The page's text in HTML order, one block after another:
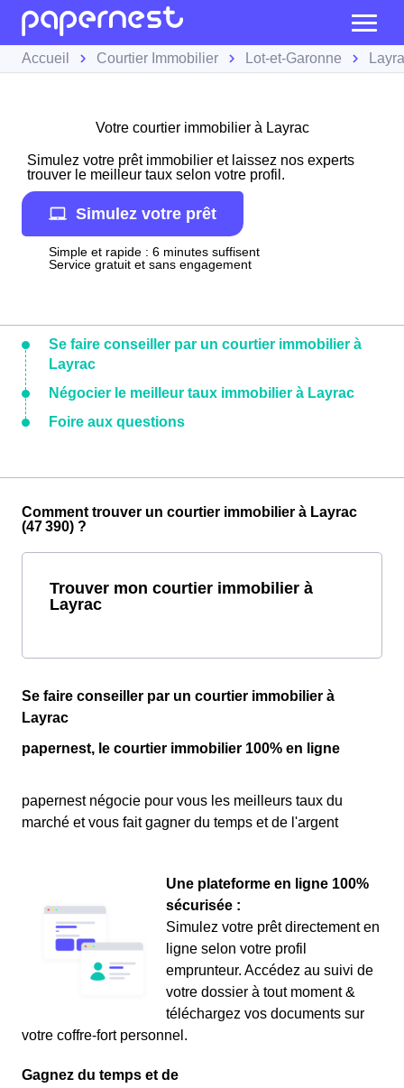
Accueil Courtier Immobilier Lot-et-Garonne
Votre courtier immobilier à Layrac
Simulez votre prêt immobilier et laissez nos experts
trouver le meilleur taux selon votre profil.
Simulez votre prêt
Simple et rapide : 6 minutes suffisent
Service gratuit et sans engagement
Se faire conseiller par un courtier immobilier à
Layrac
Négocier le meilleur taux immobilier à Layrac
Foire aux questions
Comment trouver un courtier immobilier à Layrac
(47 390) ?
Trouver mon courtier immobilier à
Layrac
Se faire conseiller par un courtier immobilier à
Layrac
papernest, le courtier immobilier 100% en ligne
papernest négocie pour vous les meilleurs taux du
marché et vous fait gagner du temps et de l'argent
Une plateforme en ligne 100%
sécurisée :
Simulez votre prêt directement en
ligne selon votre profil
emprunteur. Accédez au suivi de
votre dossier à tout moment &
téléchargez vos documents sur
votre coffre-fort personnel.
Gagnez du temps et de